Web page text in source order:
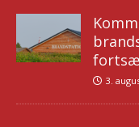
3.